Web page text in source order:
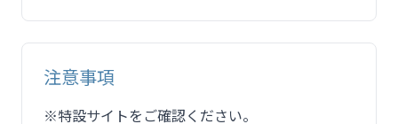
注意事項
※特設サイトをご確認ください。